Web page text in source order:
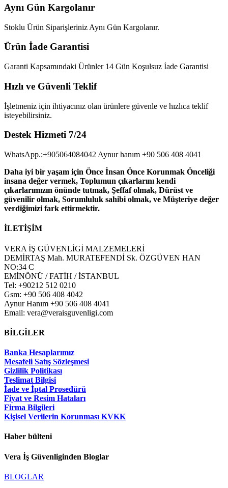
Aynı Gün Kargolanır
Stoklu Ürün Siparişleriniz Aynı Gün Kargolanır.
Ürün İade Garantisi
Garanti Kapsamındaki Ürünler 14 Gün Koşulsuz İade Garantisi
Hızlı ve Güvenli Teklif
İşletmeniz için ihtiyacınız olan ürünlere güvenle ve hızlıca teklif
isteyebilirsiniz.
Destek Hizmeti 7/24
WhatsApp.:+905064084042 Aynur hanım +90 506 408 4041
Daha iyi bir yaşam için Önce İnsan Önce Korunmak Önceliği
insana değer vermek, Toplumun çıkarlarını kendi
çıkarlarımızın önünde tutmak, Şeffaf olmak, Dürüst ve
güvenilir olmak, Sorumluluk sahibi olmak, ve Müşteriye değer
verdiğimizi fark ettirmektir.
İLETİŞİM
VERA İŞ GÜVENLİGİ MALZEMELERİ
DEMİRTAŞ Mah. MURATEFENDİ Sk. ÖZGÜVEN HAN
NO:34 C
EMİNÖNÜ / FATİH / İSTANBUL
Tel: +90212 512 0210
Gsm: +90 506 408 4042
Aynur Hanım +90 506 408 4041
Email: vera@veraisguvenligi.com
BİLGİLER
Banka Hesaplarımız
Mesafeli Satış Sözleşmesi
Gizlilik Politikası
Teslimat Bilgisi
İade ve İptal Prosedürü
Fiyat ve Resim Hataları
Firma Bilgileri
Kişisel Verilerin Korunması KVKK
Haber bülteni
Vera İş Güvenliginden Bloglar
BLOGLAR